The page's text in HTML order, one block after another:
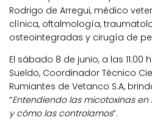
Rodrigo de Arregui, médico
clínica, oftalmología,
osteointegradas y cirugía de
El sábado 8 de junio, a las 11:00
Sueldo, Coordinador Técnico
Rumiantes de Vetanco S.A,
“Entendiendo las micotoxinas
y cómo las controlamos”.